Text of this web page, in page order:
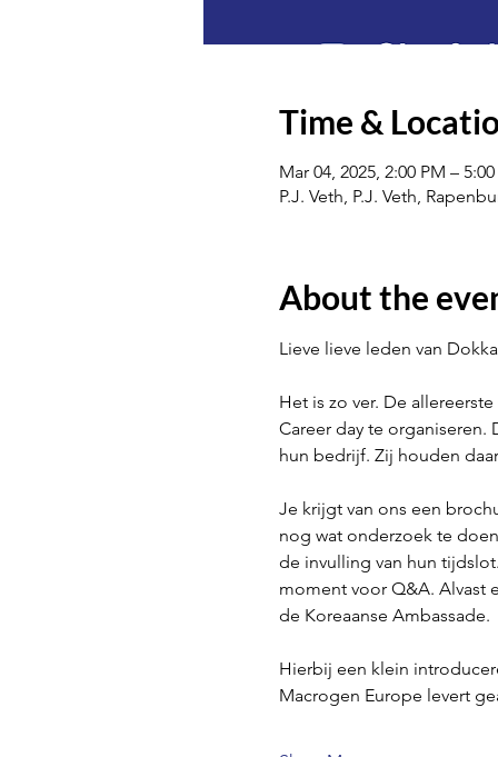
Time &
Mar 04, 2025, 2:00 PM –
P.J. Veth, P.J. Veth,
About the
Lieve lieve leden van
Het is zo ver. De
Career day te organiseren.
hun bedrijf. Zij houden
Je krijgt van ons een
nog wat onderzoek te
de invulling van hun
moment voor Q&A. Alvast
de Koreaanse Ambassade.
Hierbij een klein
Macrogen Europe levert